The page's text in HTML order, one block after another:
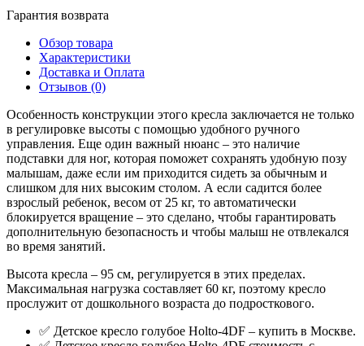
Гарантия возврата
Обзор товара
Характеристики
Доставка и Оплата
Отзывов (0)
Особенность конструкции этого кресла заключается не только
в регулировке высоты с помощью удобного ручного
управления. Еще один важный нюанс – это наличие
подставки для ног, которая поможет сохранять удобную позу
малышам, даже если им приходится сидеть за обычным и
слишком для них высоким столом. А если садится более
взрослый ребенок, весом от 25 кг, то автоматически
блокируется вращение – это сделано, чтобы гарантировать
дополнительную безопасность и чтобы малыш не отвлекался
во время занятий.
Высота кресла – 95 см, регулируется в этих пределах.
Максимальная нагрузка составляет 60 кг, поэтому кресло
прослужит от дошкольного возраста до подросткового.
✅ Детское кресло голубое Holto-4DF – купить в Москве.